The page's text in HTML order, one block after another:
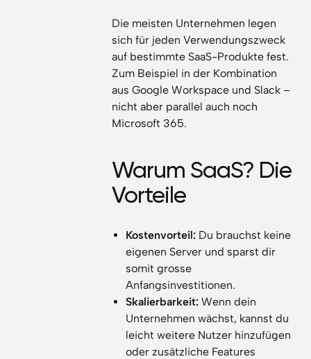
Die meisten Unternehmen legen
sich für jeden Verwendungszweck
auf bestimmte SaaS-Produkte fest.
Zum Beispiel in der Kombination
aus Google Workspace und Slack –
nicht aber parallel auch noch
Microsoft 365.
Warum SaaS? Die
Vorteile
Kostenvorteil:Du brauchst keine
eigenen Server und sparst dir
somit grosse
Anfangsinvestitionen.
Skalierbarkeit:Wenn dein
Unternehmen wächst, kannst du
leicht weitere Nutzer hinzufügen
oder zusätzliche Features